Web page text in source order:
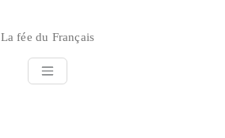
La fée du Français